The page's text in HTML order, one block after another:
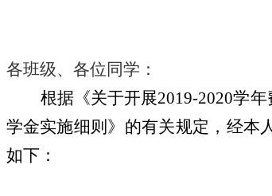
各班级、各位同学：
根据《关于开展2019-2020学
学金实施细则》的有关规定，经本
如下：